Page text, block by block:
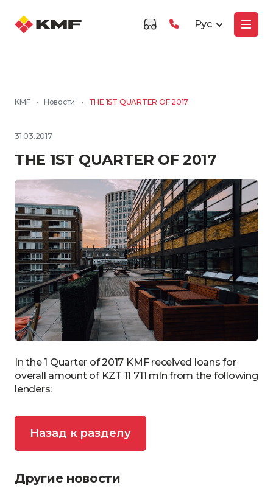
Рус
KMF • Новости • THE 1ST QUARTER OF 2017
31.03.2017
THE 1ST QUARTER OF 2017
In the 1 Quarter of 2017 KMF received loans for
overall amount of KZT 11 711 mln from the following
lenders:
Назад к разделу
Другие новости